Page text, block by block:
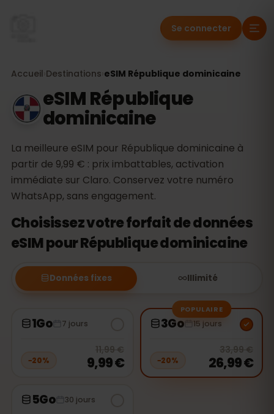
Se connecter
Accueil Destinations eSIM République dominicaine
eSIM République
dominicaine
La meilleure eSIM pour République dominicaine à
partir de 9,99 € : prix imbattables, activation
immédiate sur Claro. Conservez votre numéro
WhatsApp, sans engagement.
Choisissez votre forfait de données
eSIM pour République dominicaine
Données fixes Illimité
1Go 7 jours
−20%
20 , now 9,99 €
11,99 €
9,99 €
POPULAIRE
3Go 15 jours
−20%
33,99 €
26,99 €
5Go 30 jours